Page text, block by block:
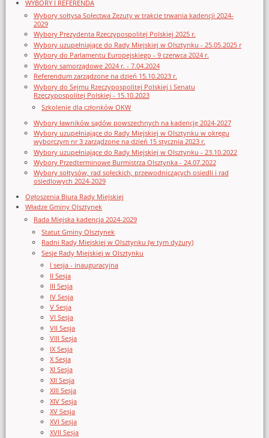
WYBORY I REFERENDA
Wybory sołtysa Sołectwa Zezuty w trakcie trwania kadencji 2024-
2029
Wybory Prezydenta Rzeczypospolitej Polskiej 2025 r.
Wybory uzupełniające do Rady Miejskiej w Olsztynku - 25.05.2025 r
Wybory do Parlamentu Europejskiego - 9 czerwca 2024 r.
Wybory samorządowe 2024 r. - 7.04.2024
Referendum zarządzone na dzień 15.10.2023 r.
Wybory do Sejmu Rzeczypospolitej Polskiej i Senatu
Rzeczypospolitej Polskiej - 15.10.2023
Szkolenie dla członków OKW
Wybory ławników sądów powszechnych na kadencję 2024-2027
Wybory uzupełniające do Rady Miejskiej w Olsztynku w okręgu
wyborczym nr 3 zarządzone na dzień 15 stycznia 2023 r.
Wybory uzupełniające do Rady Miejskiej w Olsztynku - 23.10.2022
Wybory Przedterminowe Burmistrza Olsztynka - 24.07.2022
Wybory sołtysów, rad sołeckich, przewodniczących osiedli i rad
osiedlowych 2024-2029
Ogłoszenia Biura Rady Miejskiej
Władze Gminy Olsztynek
Rada Miejska kadencja 2024-2029
Statut Gminy Olsztynek
Radni Rady Miejskiej w Olsztynku (w tym dyżury)
Sesje Rady Miejskiej w Olsztynku
I sesja - inauguracyjna
II Sesja
III Sesja
IV Sesja
V Sesja
VI Sesja
VII Sesja
VIII Sesja
IX Sesja
X Sesja
XI Sesja
XII Sesja
XIII Sesja
XIV Sesja
XV Sesja
XVI Sesja
XVII Sesja